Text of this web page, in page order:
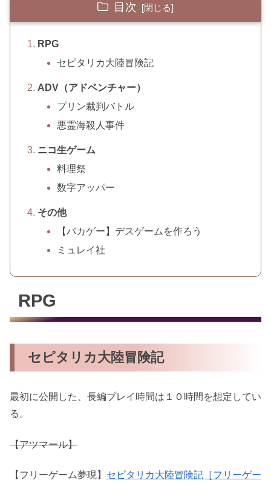
目次
RPG
セピタリカ大陸冒険記
ADV（アドベンチャー）
プリン裁判バトル
悪霊海殺人事件
ニコ生ゲーム
料理祭
数字アッパー
その他
【バカゲー】デスゲームを作ろう
ミュレイ社
RPG
セピタリカ大陸冒険記
最初に公開した、長編プレイ時間は１０時間を想定してい
る。
【アツマール】
【フリーゲーム夢現】 セピタリカ大陸冒険記［フリーゲー